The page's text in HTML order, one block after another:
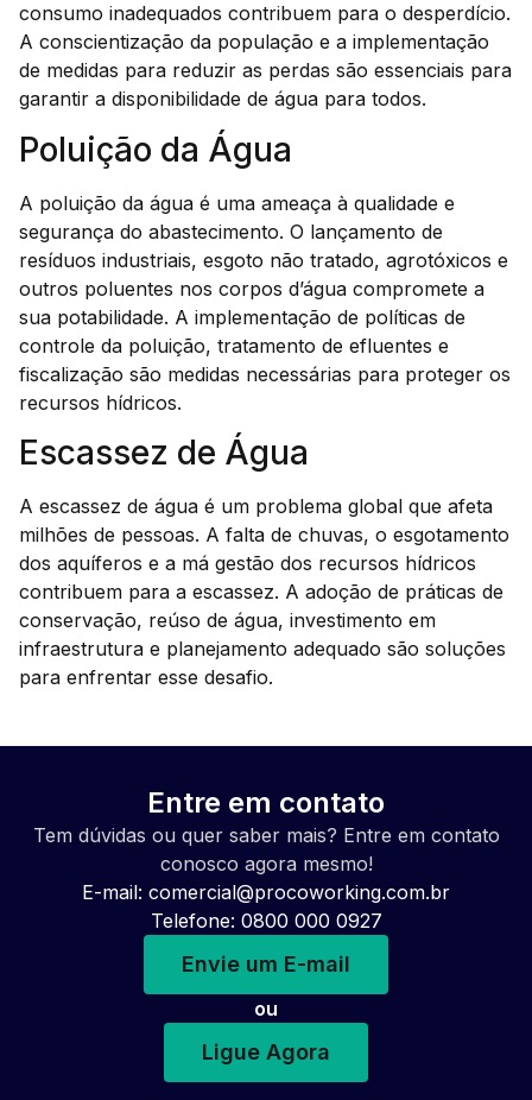
consumo inadequados contribuem para o desperdício.
A conscientização da população e a implementação
de medidas para reduzir as perdas são essenciais para
garantir a disponibilidade de água para todos.
Poluição da Água
A poluição da água é uma ameaça à qualidade e
segurança do abastecimento. O lançamento de
resíduos industriais, esgoto não tratado, agrotóxicos e
outros poluentes nos corpos d’água compromete a
sua potabilidade. A implementação de políticas de
controle da poluição, tratamento de efluentes e
fiscalização são medidas necessárias para proteger os
recursos hídricos.
Escassez de Água
A escassez de água é um problema global que afeta
milhões de pessoas. A falta de chuvas, o esgotamento
dos aquíferos e a má gestão dos recursos hídricos
contribuem para a escassez. A adoção de práticas de
conservação, reúso de água, investimento em
infraestrutura e planejamento adequado são soluções
para enfrentar esse desafio.
Entre em contato
Tem dúvidas ou quer saber mais? Entre em contato
conosco agora mesmo!
E-mail: comercial@procoworking.com.br
Telefone: 0800 000 0927
Envie um E-mail
ou
Ligue Agora